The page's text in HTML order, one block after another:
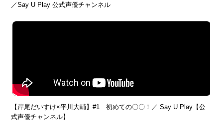
／Say U Play 公式声優チャンネル
【岸尾だいすけ×平川大輔】#1 初めての〇〇！／ Say U Play【公
式声優チャンネル】